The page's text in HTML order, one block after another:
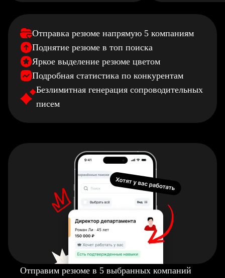
Отправка резюме напрямую 5 компаниям
Поднятие резюме в топ поиска
Яркое выделение резюме цветом
Подробная статистика по конкурентам
Безлимитная генерация сопроводительных
писем
Отправим резюме в 5 выбранных компаний